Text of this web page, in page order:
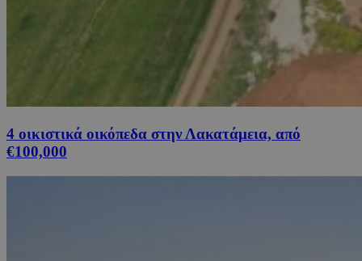
4 οικιστικά οικόπεδα στην Λακατάμεια, από
€100,000